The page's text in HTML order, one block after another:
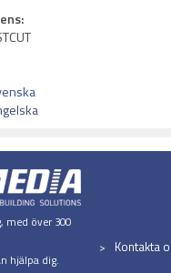
med över 300
hjälpa dig.
Kontakta